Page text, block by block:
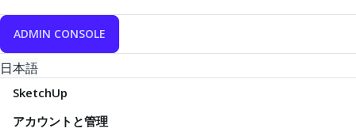
ADMIN CONSOLE
日本語
SketchUp
アカウントと管理